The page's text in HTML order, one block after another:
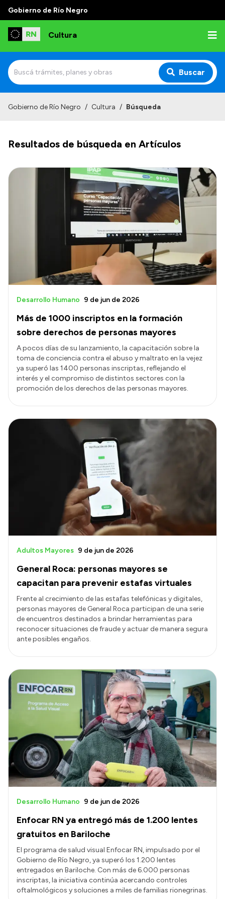
Gobierno de Río Negro
Cultura
Buscar
Funciones
Autoridades
Boletín Oficial
Compras y licitaciones
Consulta de pago a proveedores
Convocatorias
Intranet
Login
Gobierno de Río Negro / Cultura / Búsqueda
Resultados de búsqueda en Artículos
Más de 1000 inscriptos en la formación
sobre derechos de personas mayores
Desarrollo Humano 9 de jun de 2026
A pocos días de su lanzamiento, la capacitación sobre la
toma de conciencia contra el abuso y maltrato en la vejez
ya superó las 1400 personas inscriptas, reflejando el
interés y el compromiso de distintos sectores con la
promoción de los derechos de las personas mayores.
General Roca: personas mayores se
capacitan para prevenir estafas virtuales
Adultos Mayores 9 de jun de 2026
Frente al crecimiento de las estafas telefónicas y digitales,
personas mayores de General Roca participan de una serie
de encuentros destinados a brindar herramientas para
reconocer situaciones de fraude y actuar de manera segura
ante posibles engaños.
Enfocar RN ya entregó más de 1.200 lentes
gratuitos en Bariloche
Desarrollo Humano 9 de jun de 2026
El programa de salud visual Enfocar RN, impulsado por el
Gobierno de Río Negro, ya superó los 1.200 lentes
entregados en Bariloche. Con más de 6.000 personas
inscriptas, la iniciativa continúa acercando controles
oftalmológicos y soluciones a miles de familias rionegrinas.